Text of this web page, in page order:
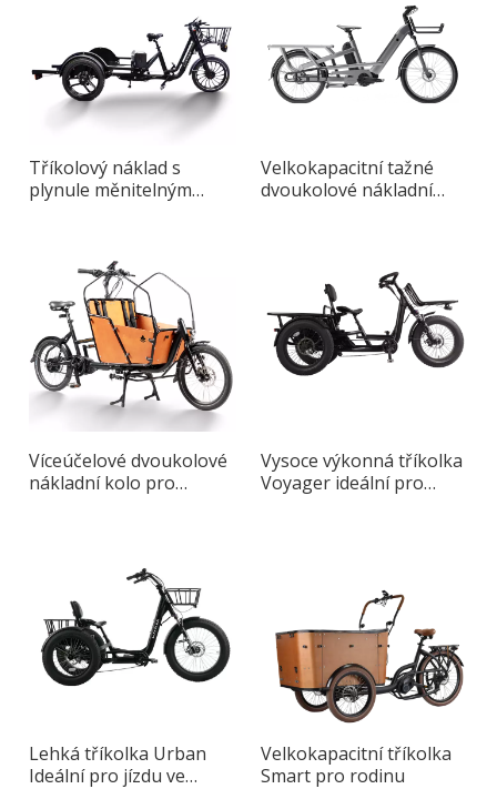
Tříkolový náklad s
plynule měnitelným
Velkokapacitní tažné
dvoukolové nákladní
Víceúčelové dvoukolové
nákladní kolo pro
Vysoce výkonná tříkolka
Voyager ideální pro
Lehká tříkolka Urban
Ideální pro jízdu ve
Velkokapacitní tříkolka
Smart pro rodinu